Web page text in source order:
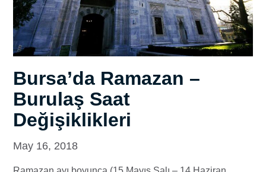
Bursa’da Ramazan –
Burulaş Saat
Değişiklikleri
May 16, 2018